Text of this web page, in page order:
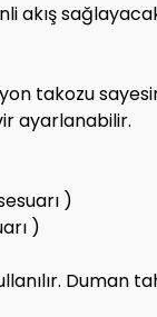
akış
takozu
ayarlanabilir.
)
)
Duman